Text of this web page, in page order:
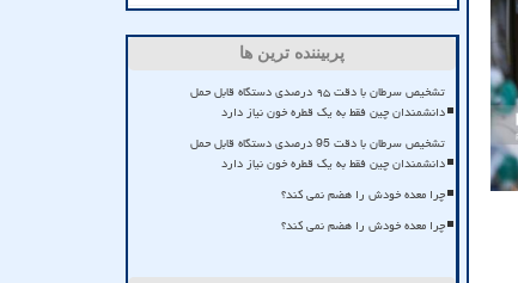
پربیننده ترین ها
تشخیص سرطان با دقت ۹۵ درصدی دستگاه قابل حمل
دانشمندان چین فقط به یک قطره خون نیاز دارد
تشخیص سرطان با دقت 95 درصدی دستگاه قابل حمل
دانشمندان چین فقط به یک قطره خون نیاز دارد
چرا معده خودش را هضم نمی کند؟
چرا معده خودش را هضم نمی کند؟